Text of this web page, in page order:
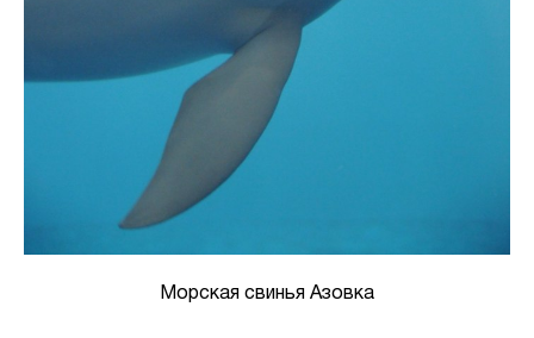
Морская свинья Азовка